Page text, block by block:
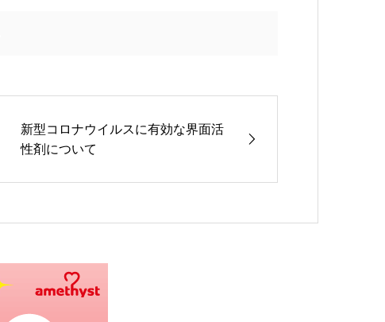
新型コロナウイルスに有効な界面活
性剤について